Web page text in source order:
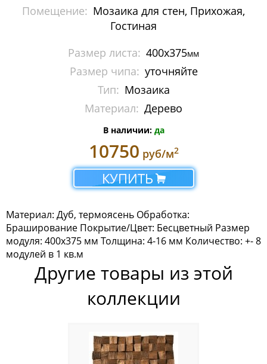
Помещение: Мозаика для стен, Прихожая,
Гостиная
Размер листа: 400х375мм
Размер чипа: уточняйте
Тип: Мозаика
Материал: Дерево
В наличии: да
10750 руб/м2
КУПИТЬ
Материал: Дуб, термоясень Обработка:
Браширование Покрытие/Цвет: Бесцветный Размер
модуля: 400х375 мм Толщина: 4-16 мм Количество: +- 8
модулей в 1 кв.м
Другие товары из этой
коллекции